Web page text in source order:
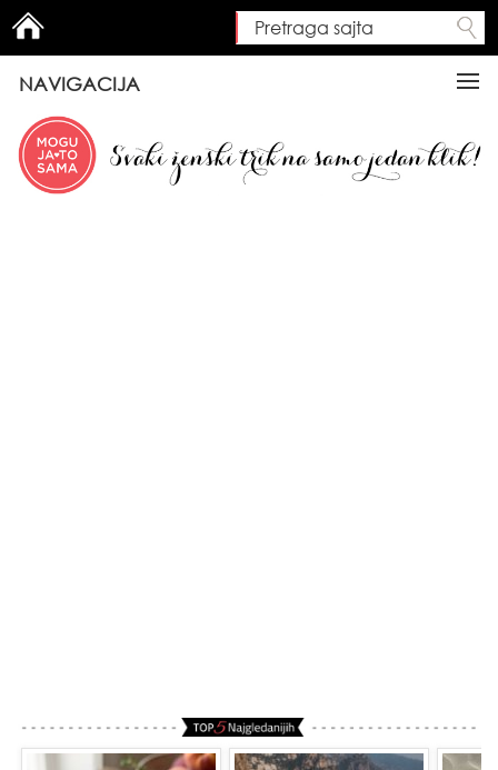
Search form
Pretraga sajta
NAVIGACIJA